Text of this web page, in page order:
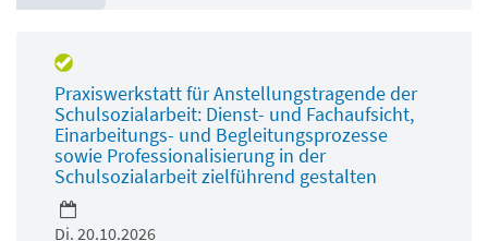
Praxiswerkstatt für Anstellungstragende der
Schulsozialarbeit: Dienst- und Fachaufsicht,
Einarbeitungs- und Begleitungsprozesse
sowie Professionalisierung in der
Schulsozialarbeit zielführend gestalten
Di. 20.10.2026